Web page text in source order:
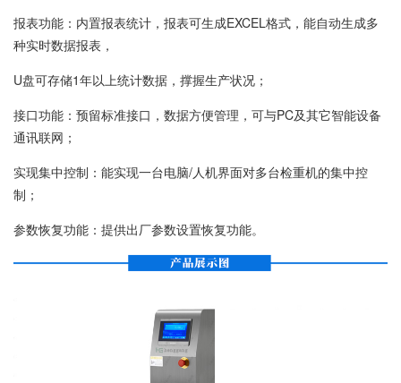
报表功能：内置报表统计，报表可生成EXCEL格式，能自动生成多
种实时数据报表，
U盘可存储1年以上统计数据，撑握生产状况；
接口功能：预留标准接口，数据方便管理，可与PC及其它智能设备
通讯联网；
实现集中控制：能实现一台电脑/人机界面对多台检重机的集中控
制；
参数恢复功能：提供出厂参数设置恢复功能。